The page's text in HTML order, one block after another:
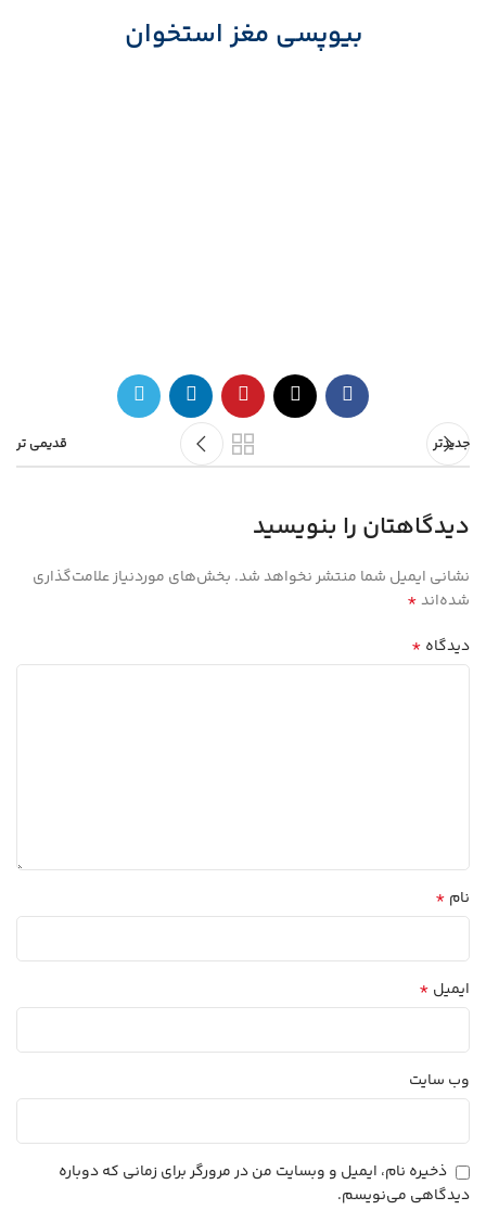
بیوپسی مغز استخوان
جدیدتر قدیمی تر
دیدگاهتان را بنویسید
نشانی ایمیل شما منتشر نخواهد شد. بخش‌های موردنیاز علامت‌گذاری
شده‌اند*
دیدگاه *
نام *
ایمیل *
وب‌ سایت
ذخیره نام، ایمیل و وبسایت من در مرورگر برای زمانی که دوباره
دیدگاهی می‌نویسم.